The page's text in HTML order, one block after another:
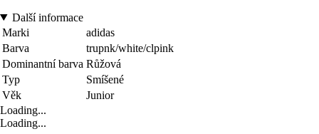
Další informace
Marki
adidas
Barva
trupnk/white/clpink
Dominantní barva Růžová
Typ
Smíšené
Věk
Junior
Loading...
Loading...